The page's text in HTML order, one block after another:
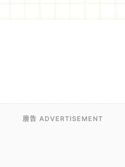
廣告 ADVERTISEMENT